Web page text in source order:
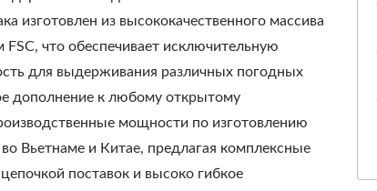
изготовлен из высококачественного массива
FSC, что обеспечивает исключительную
для выдерживания различных погодных
дополнение к любому открытому
мощности по изготовлению
Вьетнаме и Китае, предлагая комплексные
поставок и высоко гибкое